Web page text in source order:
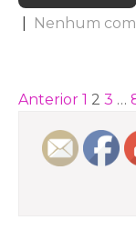
Nenhum
DE
POSTS
Anterior 1 2 3 …